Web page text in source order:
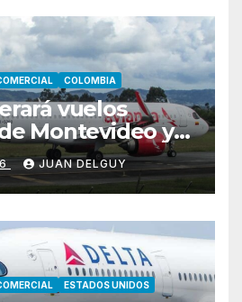
COLOMBIA
vuelos
Montevideo y
Bogotá
JUAN DELGUY
ESTADOS UNIDOS